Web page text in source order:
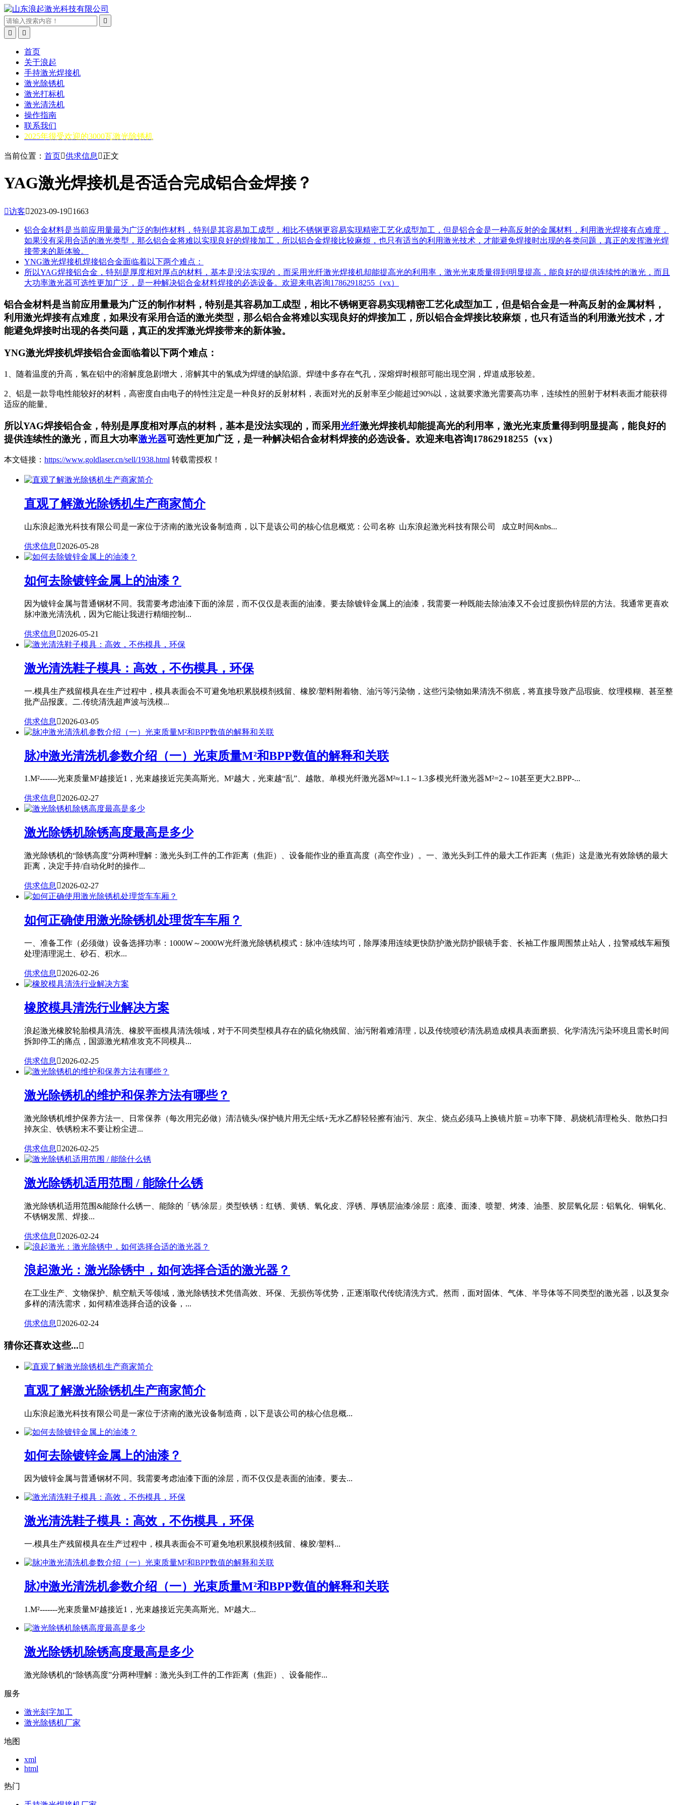



首页
关于浪起
手持激光焊接机
激光除锈机
激光打标机
激光清洗机
操作指南
联系我们
2025年很受欢迎的3000瓦激光除锈机
当前位置： 首页供求信息 正文
YAG激光焊接机是否适合完成铝合金焊接？
访客2023-09-191663
铝合金材料是当前应用量最为广泛的制作材料，特别是其容易加工成型，相比不锈钢更容易实现精密工艺化成型加工，但是铝合金是一种高反射的金属材料，利用激光焊接有点难度，
如果没有采用合适的激光类型，那么铝合金将难以实现良好的焊接加工，所以铝合金焊接比较麻烦，也只有适当的利用激光技术，才能避免焊接时出现的各类问题，真正的发挥激光焊
接带来的新体验。
YNG激光焊接机焊接铝合金面临着以下两个难点：
所以YAG焊接铝合金，特别是厚度相对厚点的材料，基本是没法实现的，而采用光纤激光焊接机却能提高光的利用率，激光光束质量得到明显提高，能良好的提供连续性的激光，而且
大功率激光器可选性更加广泛，是一种解决铝合金材料焊接的必选设备。欢迎来电咨询17862918255（vx）
铝合金材料是当前应用量最为广泛的制作材料，特别是其容易加工成型，相比不锈钢更容易实现精密工艺化成型加工，但是铝合金是一种高反射的金属材料，
利用激光焊接有点难度，如果没有采用合适的激光类型，那么铝合金将难以实现良好的焊接加工，所以铝合金焊接比较麻烦，也只有适当的利用激光技术，才
能避免焊接时出现的各类问题，真正的发挥激光焊接带来的新体验。
YNG激光焊接机焊接铝合金面临着以下两个难点：
1、随着温度的升高，氢在铝中的溶解度急剧增大，溶解其中的氢成为焊缝的缺陷源。焊缝中多存在气孔，深熔焊时根部可能出现空洞，焊道成形较差。
2、铝是一款导电性能较好的材料，高密度自由电子的特性注定是一种良好的反射材料，表面对光的反射率至少能超过90%以，这就要求激光需要高功率，连续性的照射于材料表面才能获得
适应的能量。
所以YAG焊接铝合金，特别是厚度相对厚点的材料，基本是没法实现的，而采用光纤激光焊接机却能提高光的利用率，激光光束质量得到明显提高，能良好的
提供连续性的激光，而且大功率激光器可选性更加广泛，是一种解决铝合金材料焊接的必选设备。欢迎来电咨询17862918255（vx）
本文链接： https://www.goldlaser.cn/sell/1938.html 转载需授权！
直观了解激光除锈机生产商家简介
山东浪起激光科技有限公司是一家位于济南的激光设备制造商，以下是该公司的核心信息概览：公司名称 山东浪起激光科技有限公司 成立时间&nbs...
供求信息 2026-05-28
如何去除镀锌金属上的油漆？
因为镀锌金属与普通钢材不同。我需要考虑油漆下面的涂层，而不仅仅是表面的油漆。要去除镀锌金属上的油漆，我需要一种既能去除油漆又不会过度损伤锌层的方法。我通常更喜欢
脉冲激光清洗机，因为它能让我进行精细控制...
供求信息 2026-05-21
激光清洗鞋子模具：高效，不伤模具，环保
一.模具生产残留模具在生产过程中，模具表面会不可避免地积累脱模剂残留、橡胶/塑料附着物、油污等污染物，这些污染物如果清洗不彻底，将直接导致产品瑕疵、纹理模糊、甚至整
批产品报废。二.传统清洗超声波与洗模...
供求信息 2026-03-05
脉冲激光清洗机参数介绍（一）光束质量M²和BPP数值的解释和关联
1.M²-------光束质量M²越接近1，光束越接近完美高斯光。M²越大，光束越“乱”、越散。单模光纤激光器M²≈1.1～1.3多模光纤激光器M²=2～10甚至更大2.BPP-...
供求信息2026-02-27
激光除锈机除锈高度最高是多少
激光除锈机的“除锈高度”分两种理解：激光头到工件的工作距离（焦距）、设备能作业的垂直高度（高空作业）。一、激光头到工件的最大工作距离（焦距）这是激光有效除锈的最大
距离，决定手持/自动化时的操作...
供求信息 2026-02-27
如何正确使用激光除锈机处理货车车厢？
一、准备工作（必须做）设备选择功率：1000W～2000W光纤激光除锈机模式：脉冲/连续均可，除厚漆用连续更快防护激光防护眼镜手套、长袖工作服周围禁止站人，拉警戒线车厢预
处理清理泥土、砂石、积水...
供求信息 2026-02-26
橡胶模具清洗行业解决方案
浪起激光橡胶轮胎模具清洗、橡胶平面模具清洗领域，对于不同类型模具存在的硫化物残留、油污附着难清理，以及传统喷砂清洗易造成模具表面磨损、化学清洗污染环境且需长时间
拆卸停工的痛点，国源激光精准攻克不同模具...
供求信息 2026-02-25
激光除锈机的维护和保养方法有哪些？
激光除锈机维护保养方法一、日常保养（每次用完必做）清洁镜头/保护镜片用无尘纸+无水乙醇轻轻擦有油污、灰尘、烧点必须马上换镜片脏＝功率下降、易烧机清理枪头、散热口扫
掉灰尘、铁锈粉末不要让粉尘进...
供求信息 2026-02-25
激光除锈机适用范围 / 能除什么锈
激光除锈机适用范围&能除什么锈一、能除的「锈/涂层」类型铁锈：红锈、黄锈、氧化皮、浮锈、厚锈层油漆/涂层：底漆、面漆、喷塑、烤漆、油墨、胶层氧化层：铝氧化、铜氧化、
不锈钢发黑、焊接...
供求信息 2026-02-24
浪起激光：激光除锈中，如何选择合适的激光器？
在工业生产、文物保护、航空航天等领域，激光除锈技术凭借高效、环保、无损伤等优势，正逐渐取代传统清洗方式。然而，面对固体、气体、半导体等不同类型的激光器，以及复杂
多样的清洗需求，如何精准选择合适的设备，...
供求信息 2026-02-24
猜你还喜欢这些...
直观了解激光除锈机生产商家简介
山东浪起激光科技有限公司是一家位于济南的激光设备制造商，以下是该公司的核心信息概...
如何去除镀锌金属上的油漆？
因为镀锌金属与普通钢材不同。我需要考虑油漆下面的涂层，而不仅仅是表面的油漆。要去...
激光清洗鞋子模具：高效，不伤模具，环保
一.模具生产残留模具在生产过程中，模具表面会不可避免地积累脱模剂残留、橡胶/塑料...
脉冲激光清洗机参数介绍（一）光束质量M²和BPP数值的解释和关联
1.M²-------光束质量M²越接近1，光束越接近完美高斯光。M²越大...
激光除锈机除锈高度最高是多少
激光除锈机的“除锈高度”分两种理解：激光头到工件的工作距离（焦距）、设备能作...
服务
激光刻字加工
激光除锈机厂家
地图
xml
html
热门